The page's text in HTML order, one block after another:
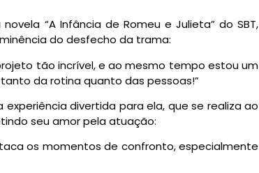
“A Infância de Romeu e Julieta” do SBT,
do desfecho da trama:
tão incrível, e ao mesmo tempo estou um
da rotina quanto das pessoas!”
divertida para ela, que se realiza ao
seu amor pela atuação:
os momentos de confronto, especialmente